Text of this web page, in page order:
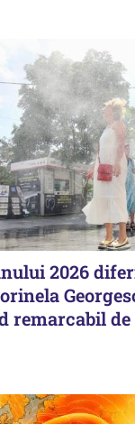
2026
remarcabil